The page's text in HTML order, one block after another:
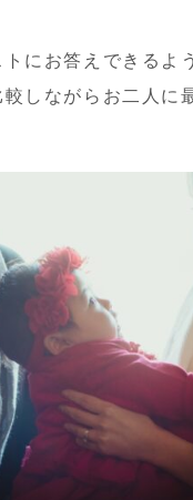
にお答えできるよ
しながらお二人に